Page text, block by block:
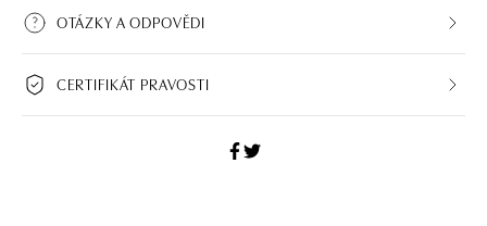
OTÁZKY A ODPOVĚDI
CERTIFIKÁT PRAVOSTI